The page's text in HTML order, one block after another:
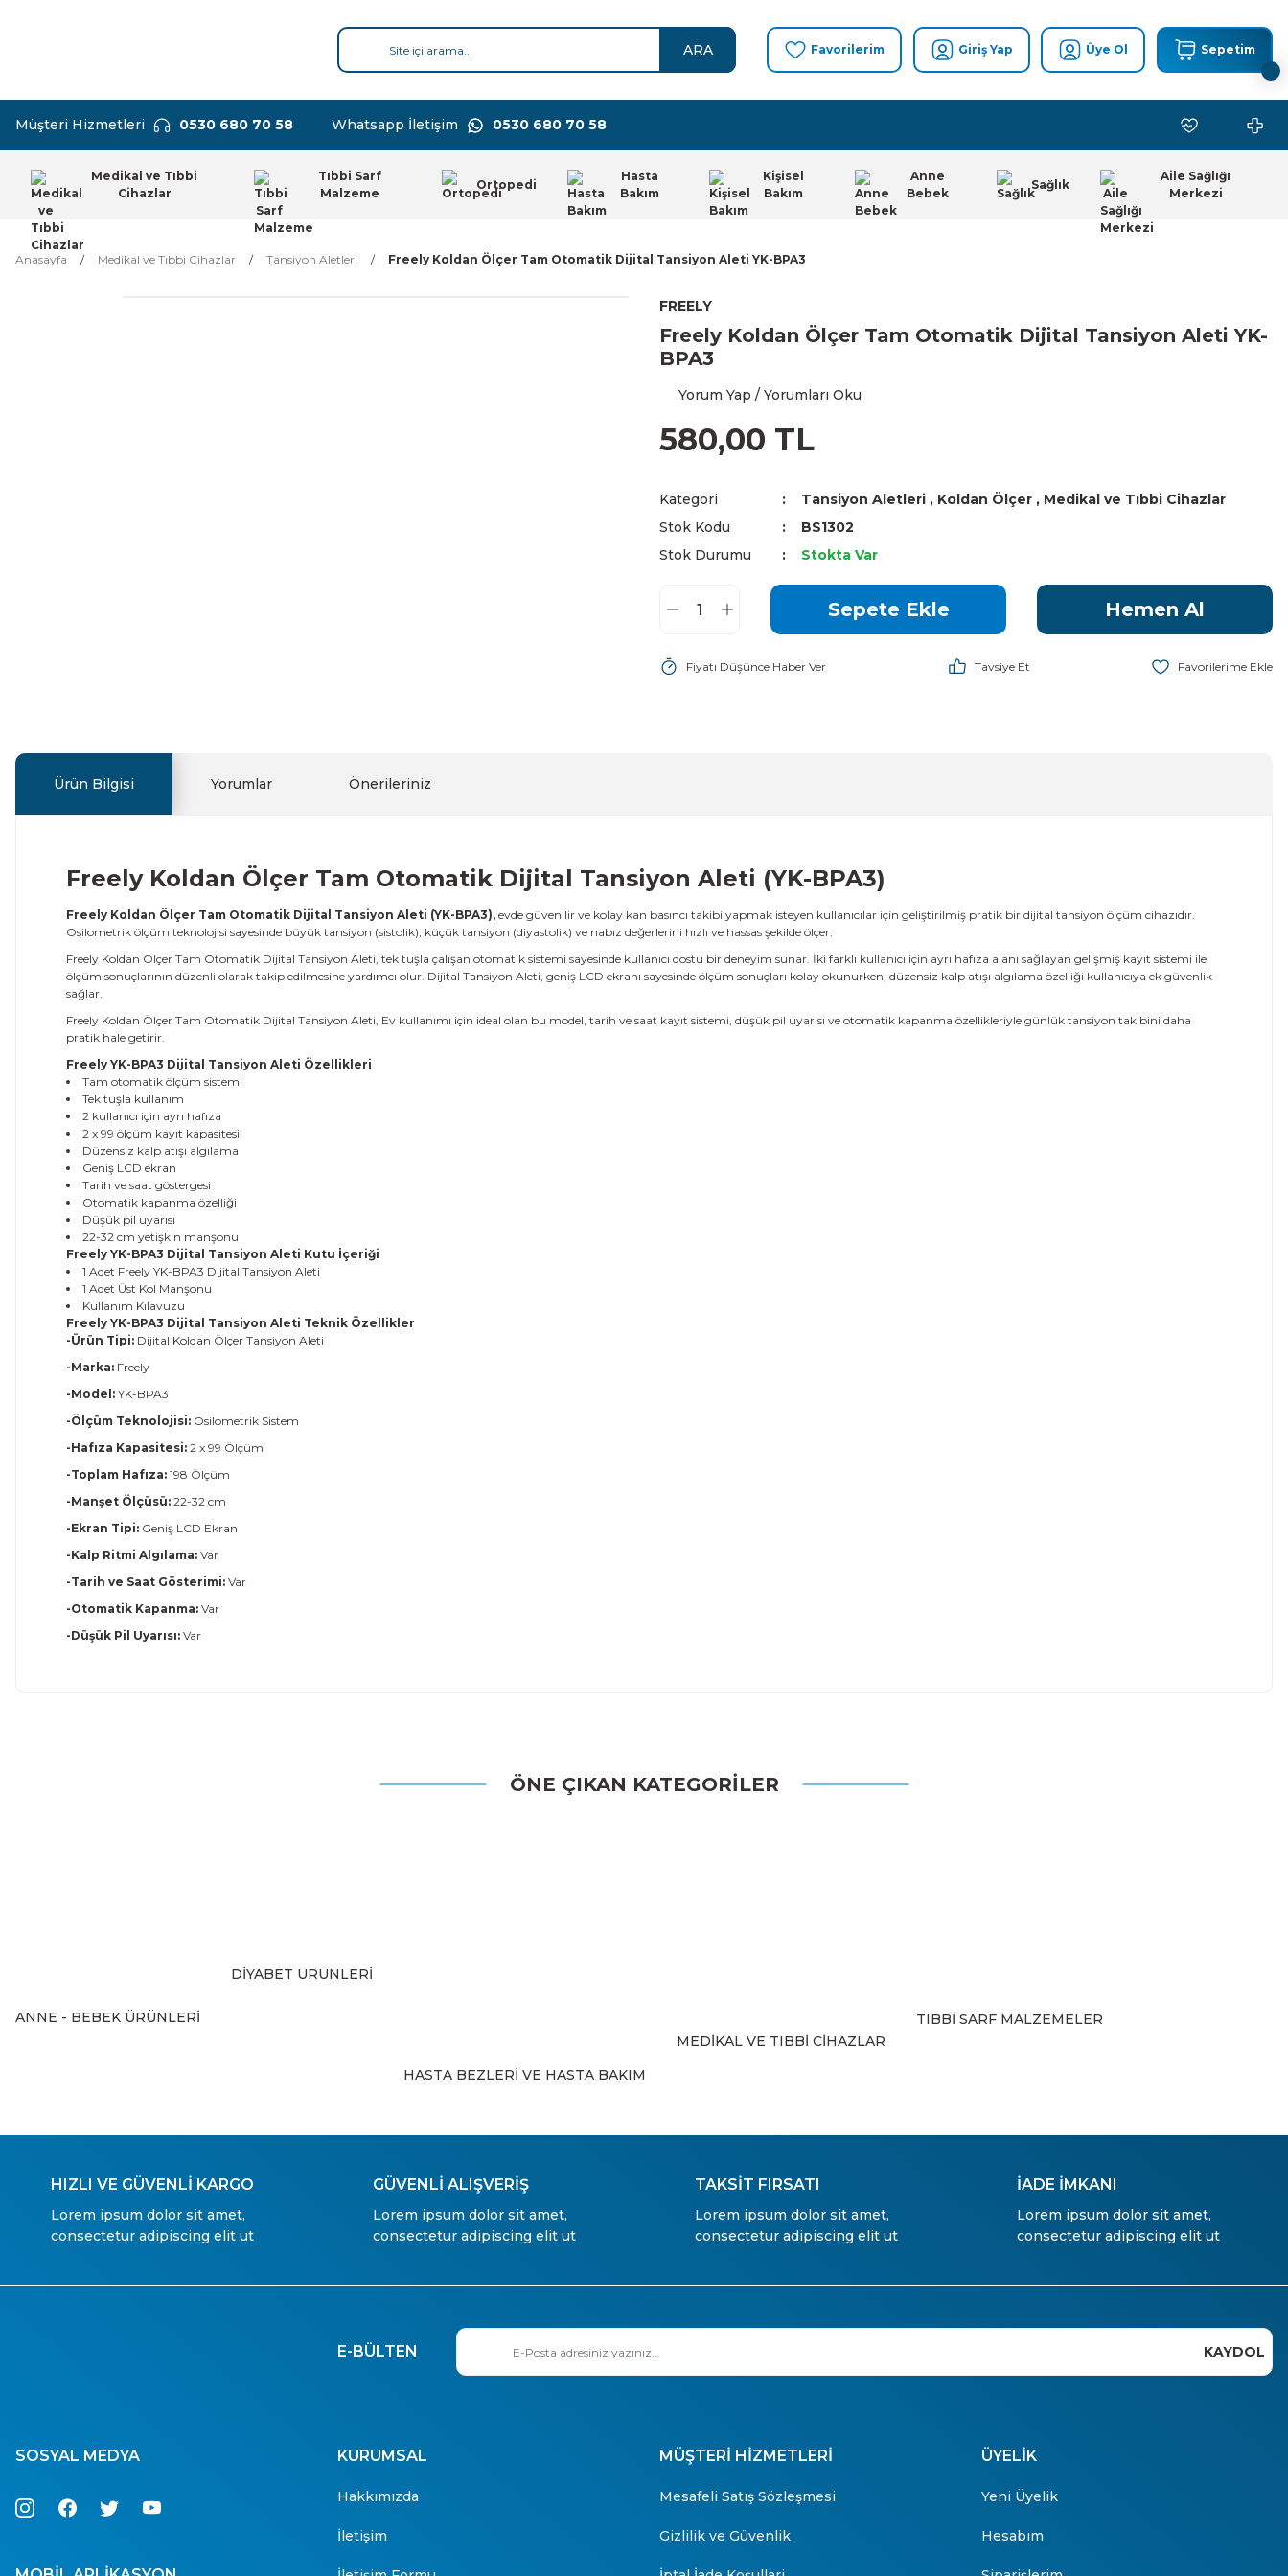
ARA Favorilerim Giriş Yap Üye Ol Sepetim
Müşteri Hizmetleri 0530 680 70 58 Whatsapp İletişim 0530 680 70 58
Medikal ve Tıbbi
Cihazlar
Tıbbi Sarf
Malzeme
Ortopedi
Hasta
Bakım
Kişisel
Bakım
Anne
Bebek
Sağlık
Aile Sağlığı
Merkezi
Anasayfa Medikal ve Tıbbi Cihazlar Tansiyon Aletleri Freely Koldan Ölçer Tam Otomatik Dijital Tansiyon Aleti YK-BPA3
FREELY
Freely Koldan Ölçer Tam Otomatik Dijital Tansiyon Aleti YK-
BPA3
Yorum Yap / Yorumları Oku
580,00 TL
Kategori Tansiyon Aletleri , Koldan Ölçer , Medikal ve Tıbbi Cihazlar
Stok Kodu
BS1302
Stok Durumu
Stokta Var
Sepete Ekle Hemen Al
Fiyatı Düşünce Haber Ver Tavsiye Et
Ürün Bilgisi Yorumlar Önerileriniz
Freely Koldan Ölçer Tam Otomatik Dijital Tansiyon Aleti (YK-BPA3)
Freely Koldan Ölçer Tam Otomatik Dijital Tansiyon Aleti (YK-BPA3), evde güvenilir ve kolay kan basıncı takibi yapmak isteyen kullanıcılar için geliştirilmiş pratik bir dijital tansiyon ölçüm cihazıdır.
Osilometrik ölçüm teknolojisi sayesinde büyük tansiyon (sistolik), küçük tansiyon (diyastolik) ve nabız değerlerini hızlı ve hassas şekilde ölçer.
Freely Koldan Ölçer Tam Otomatik Dijital Tansiyon Aleti, tek tuşla çalışan otomatik sistemi sayesinde kullanıcı dostu bir deneyim sunar. İki farklı kullanıcı için ayrı hafıza alanı sağlayan gelişmiş kayıt sistemi ile
ölçüm sonuçlarının düzenli olarak takip edilmesine yardımcı olur. Dijital Tansiyon Aleti, geniş LCD ekranı sayesinde ölçüm sonuçları kolay okunurken, düzensiz kalp atışı algılama özelliği kullanıcıya ek güvenlik
sağlar.
Freely Koldan Ölçer Tam Otomatik Dijital Tansiyon Aleti, Ev kullanımı için ideal olan bu model, tarih ve saat kayıt sistemi, düşük pil uyarısı ve otomatik kapanma özellikleriyle günlük tansiyon takibini daha
pratik hale getirir.
Freely YK-BPA3 Dijital Tansiyon Aleti Özellikleri
Tam otomatik ölçüm sistemi
Tek tuşla kullanım
2 kullanıcı için ayrı hafıza
2 x 99 ölçüm kayıt kapasitesi
Düzensiz kalp atışı algılama
Geniş LCD ekran
Tarih ve saat göstergesi
Otomatik kapanma özelliği
Düşük pil uyarısı
22-32 cm yetişkin manşonu
Freely YK-BPA3 Dijital Tansiyon Aleti Kutu İçeriği
1 Adet Freely YK-BPA3 Dijital Tansiyon Aleti
1 Adet Üst Kol Manşonu
Kullanım Kılavuzu
Freely YK-BPA3 Dijital Tansiyon Aleti Teknik Özellikler
-Ürün Tipi: Dijital Koldan Ölçer Tansiyon Aleti
-Marka: Freely
-Model: YK-BPA3
-Ölçüm Teknolojisi: Osilometrik Sistem
-Hafıza Kapasitesi: 2 x 99 Ölçüm
-Toplam Hafıza: 198 Ölçüm
-Manşet Ölçüsü: 22-32 cm
-Ekran Tipi: Geniş LCD Ekran
-Kalp Ritmi Algılama: Var
-Tarih ve Saat Gösterimi: Var
-Otomatik Kapanma: Var
-Düşük Pil Uyarısı: Var
Bu ürüne ilk yorumu siz yapın!
ÖNE ÇIKAN KATEGORİLER
ANNE - BEBEK ÜRÜNLERİ
DİYABET ÜRÜNLERİ
HASTA BEZLERİ VE HASTA BAKIM
MEDİKAL VE TIBBİ CİHAZLAR
TIBBİ SARF MALZEMELER
HIZLI VE GÜVENLİ KARGO
Lorem ipsum dolor sit amet,
consectetur adipiscing elit ut
GÜVENLİ ALIŞVERİŞ
Lorem ipsum dolor sit amet,
consectetur adipiscing elit ut
TAKSİT FIRSATI
Lorem ipsum dolor sit amet,
consectetur adipiscing elit ut
İADE İMKANI
Lorem ipsum dolor sit amet,
consectetur adipiscing elit ut
E-BÜLTEN KAYDOL
SOSYAL MEDYA KURUMSAL
Hakkımızda
İletişim
MÜŞTERİ HİZMETLERİ
Mesafeli Satış Sözleşmesi
Gizlilik ve Güvenlik
ÜYELİK
Yeni Üyelik
Hesabım